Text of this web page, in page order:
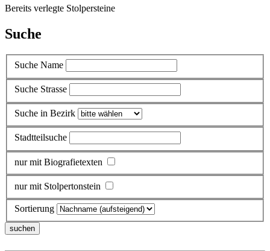
Bereits verlegte Stolpersteine
Suche
Suche Name
Suche Strasse
Suche in Bezirk
Stadtteilsuche
nur mit Biografietexten
nur mit Stolpertonstein
Sortierung